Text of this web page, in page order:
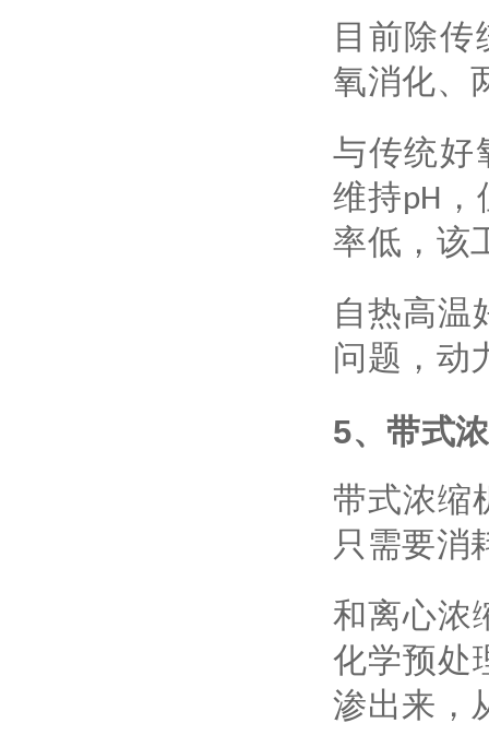
目前除
氧消化、
与传统好
维持pH
率低，该
自热高温
问题，动
5、带式
带式浓缩
只需要消
和离心浓
化学预处
渗出来，